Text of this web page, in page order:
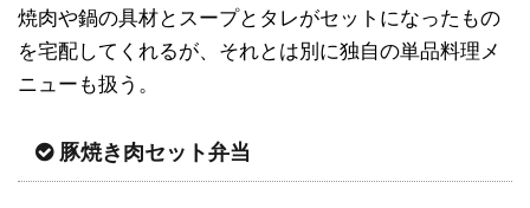
焼肉や鍋の具材とスープとタレがセットになったもの
を宅配してくれるが、それとは別に独自の単品料理メ
ニューも扱う。
豚焼き肉セット弁当